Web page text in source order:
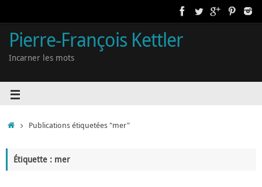
Pierre-François Kettler
Incarner les mots
Publications étiquetées "mer"
Étiquette : mer